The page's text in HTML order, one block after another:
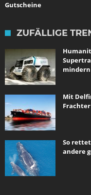
Gutscheine
ZUFÄLLIGE
mindern
Mit
So
andere